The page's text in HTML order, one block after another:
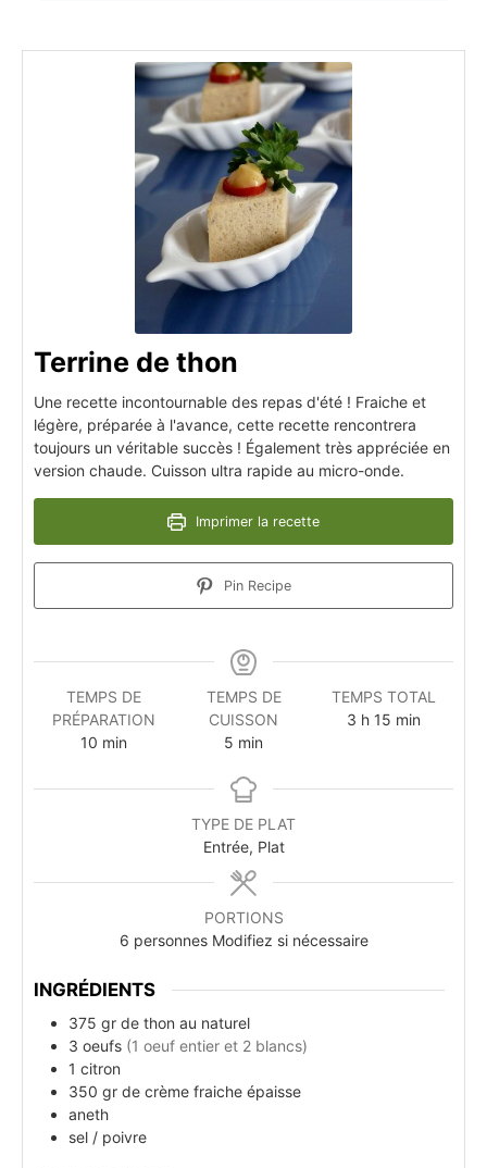
Terrine de thon
Une recette incontournable des repas d'été ! Fraiche et
légère, préparée à l'avance, cette recette rencontrera
toujours un véritable succès ! Également très appréciée en
version chaude. Cuisson ultra rapide au micro-onde.
Imprimer la recette
Pin Recipe
TEMPS DE
PRÉPARATION
10 min
TEMPS DE
CUISSON
5 min
TEMPS TOTAL
3 h 15 min
TYPE DE PLAT
Entrée, Plat
PORTIONS
6 personnes Modifiez si nécessaire
INGRÉDIENTS
375 gr de thon au naturel
3 oeufs (1 oeuf entier et 2 blancs)
1 citron
350 gr de crème fraiche épaisse
aneth
sel / poivre